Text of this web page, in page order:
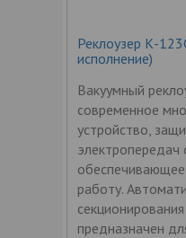
Реклоузер К-
исполнение)
Вакуумный
современное
устройство,
электропередач
работу.
предназначен